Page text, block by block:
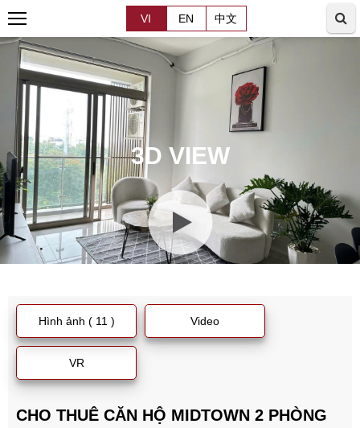
VI EN 中文
3D VIEW
Hình ảnh ( 11 ) Video
VR
CHO THUÊ CĂN HỘ MIDTOWN 2 PHÒNG